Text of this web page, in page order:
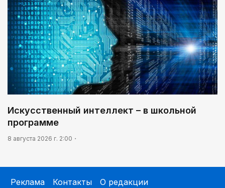
Искусственный интеллект – в школьной
программе
8 августа 2026 г. 2:00
Реклама Контакты
О редакции